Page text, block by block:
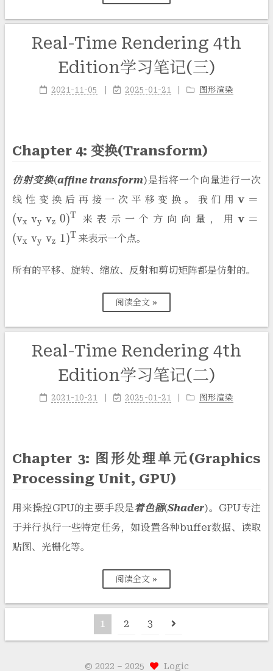
Real-Time Rendering 4th
Edition学习笔记(三)
2021-11-05 2025-01-21 图形渲染
Chapter 4: 变换(Transform)
仿射变换(affine transform)是指将一个向量进行一次
线性变换后再接一次平移变换。我们用 v =
(vx vy vz 0)T 来表示一个方向向量，用 v =
(vx vy vz 1)T 来表示一个点。
所有的平移、旋转、缩放、反射和剪切矩阵都是仿射的。
阅读全文 »
Real-Time Rendering 4th
Edition学习笔记(二)
2021-10-21 2025-01-21 图形渲染
Chapter 3: 图形处理单元(Graphics
Processing Unit, GPU)
用来操控GPU的主要手段是着色器(Shader)。GPU专注
于并行执行一些特定任务，如设置各种buffer数据、读取
贴图、光栅化等。
阅读全文 »
1 2 3
© 2022 – 2025 Logic